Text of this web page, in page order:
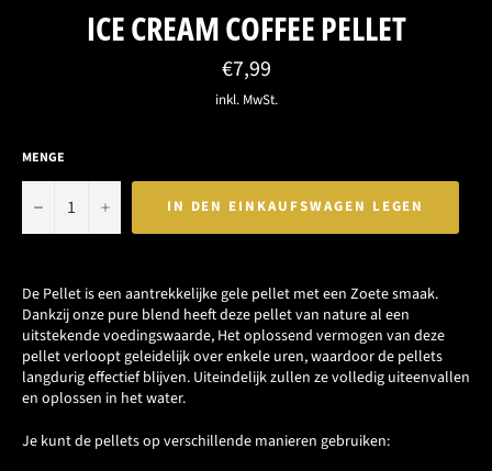
ICE CREAM COFFEE PELLET
Normaler
Preis
€7,99
inkl. MwSt.
MENGE
− + IN DEN EINKAUFSWAGEN LEGEN
De Pellet is een aantrekkelijke gele pellet met een Zoete smaak.
Dankzij onze pure blend heeft deze pellet van nature al een
uitstekende voedingswaarde, Het oplossend vermogen van deze
pellet verloopt geleidelijk over enkele uren, waardoor de pellets
langdurig effectief blijven. Uiteindelijk zullen ze volledig uiteenvallen
en oplossen in het water.
Je kunt de pellets op verschillende manieren gebruiken: